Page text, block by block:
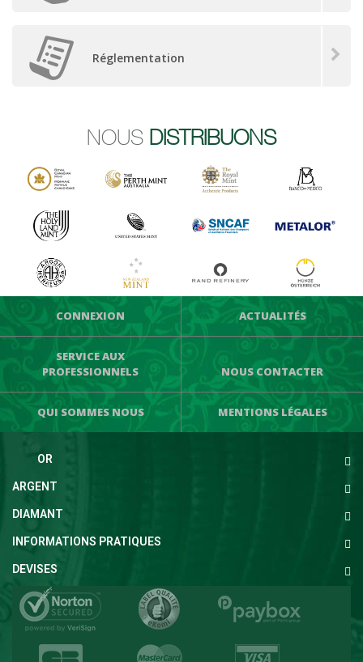
Réglementation
NOUS DISTRIBUONS
CONNEXION ACTUALITÉS
SERVICE AUX
PROFESSIONNELS
NOUS CONTACTER
QUI SOMMES NOUS MENTIONS LÉGALES
OR
ARGENT
DIAMANT
INFORMATIONS PRATIQUES
DEVISES